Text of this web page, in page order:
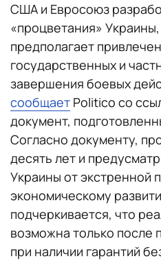
США и Евросоюз
«процветания»
предполагает
государственных и
завершения боевых
сообщает Politico со
документ,
Согласно документу,
десять лет и
Украины от экстренной
экономическому
подчеркивается, что
возможна только после
при наличии гарантий